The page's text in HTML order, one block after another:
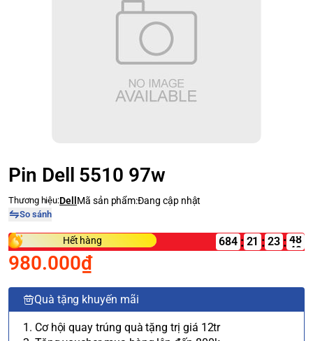
Pin Dell 5510 97w
Thương hiệu:Dell Mã sản phẩm:Đang cập nhật
So sánh
Hết hàng 684 : 21 : :
980.000₫
Quà tặng khuyến mãi
1. Cơ hội quay trúng quà tặng trị giá 12tr